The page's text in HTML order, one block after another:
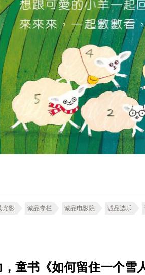
光影 诚品专栏 诚品电影院 诚品选乐
童书《如何留住一个雪